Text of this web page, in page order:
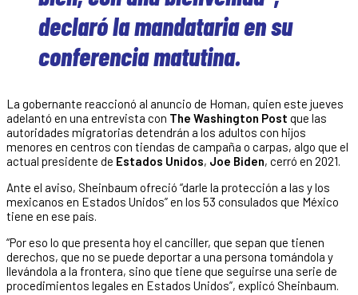
declaró la mandataria en su
conferencia matutina.
La gobernante reaccionó al anuncio de Homan, quien este jueves
adelantó en una entrevista con The Washington Post que las
autoridades migratorias detendrán a los adultos con hijos
menores en centros con tiendas de campaña o carpas, algo que el
actual presidente de Estados Unidos, Joe Biden, cerró en 2021.
Ante el aviso, Sheinbaum ofreció “darle la protección a las y los
mexicanos en Estados Unidos” en los 53 consulados que México
tiene en ese país.
“Por eso lo que presenta hoy el canciller, que sepan que tienen
derechos, que no se puede deportar a una persona tomándola y
llevándola a la frontera, sino que tiene que seguirse una serie de
procedimientos legales en Estados Unidos”, explicó Sheinbaum.